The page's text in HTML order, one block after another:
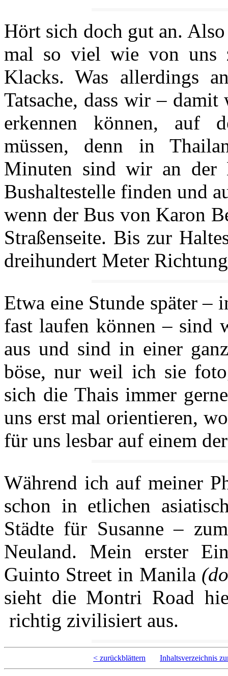
Hört sich doch gut an.
mal so viel wie von uns
Klacks. Was allerdings
Tatsache, dass wir –
erkennen können, auf
müssen, denn in
Minuten sind wir an der
Bushaltestelle finden und
wenn der Bus von Karon
Straßenseite. Bis zur
dreihundert Meter
Etwa eine Stunde später
fast laufen können – sind
aus und sind in einer
böse, nur weil ich sie
sich die Thais immer
uns erst mal orientieren,
für uns lesbar auf einem
Während ich auf meiner
schon in etlichen
Städte für Susanne –
Neuland. Mein erster
Guinto Street in Manila
sieht die Montri Road
richtig zivilisiert aus.
< zurückblättern Inhaltsverzeichnis